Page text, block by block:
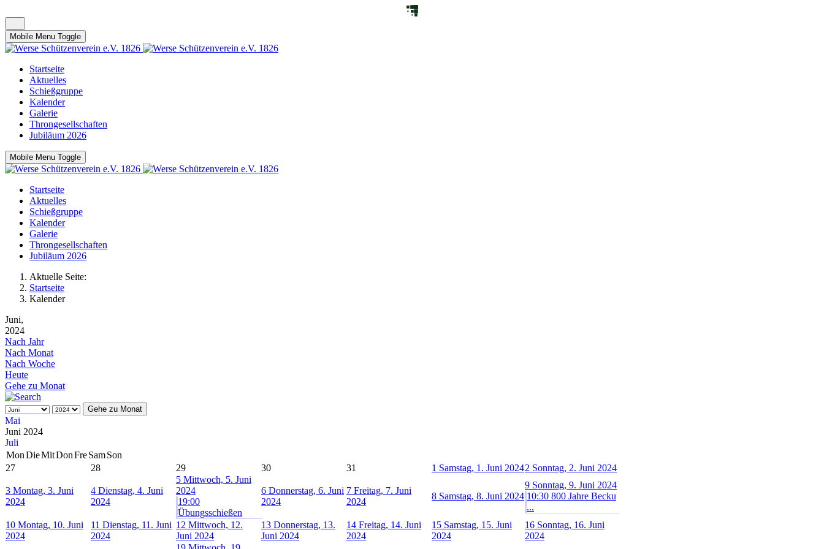
Mobile Menu Toggle
Startseite
Aktuelles
Schießgruppe
Kalender
Galerie
Throngesellschaften
Jubiläum 2026
Mobile Menu Toggle
Startseite
Aktuelles
Schießgruppe
Kalender
Galerie
Throngesellschaften
Jubiläum 2026
Aktuelle Seite:
Startseite
Kalender
Juni,
2024
Nach Jahr
Nach Monat
Nach Woche
Heute
Gehe zu Monat
Gehe zu Monat
Mai
Juni 2024
Juli
MonDieMitDonFreSamSon
27
28 29 30 31 1 Samstag, 1. Juni 20242 Sonntag, 2. Juni 2024
3 Montag, 3. Juni
2024
4 Dienstag, 4. Juni
2024
5 Mittwoch, 5. Juni
2024
19:00
Übungsschießen
6 Donnerstag, 6. Juni
2024
7 Freitag, 7. Juni
2024
8 Samstag, 8. Juni 2024
9 Sonntag, 9. Juni 2024
10:30 800 Jahre Becku
...
10 Montag, 10. Juni
2024
11 Dienstag, 11. Juni
2024
12 Mittwoch, 12.
Juni 2024
13 Donnerstag, 13.
Juni 2024
14 Freitag, 14. Juni
2024
15 Samstag, 15. Juni
2024
16 Sonntag, 16. Juni
2024